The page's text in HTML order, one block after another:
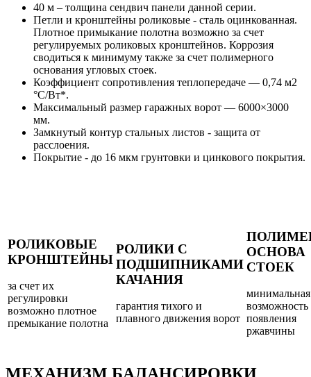
40 м – толщина сендвич панели данной серии.
Петли и кронштейны роликовые - сталь оцинкованная.
Плотное примыкание полотна возможно за счет
регулируемых роликовых кронштейнов. Коррозия
сводиться к минимуму также за счет полимерного
основания угловых стоек.
Коэффициент сопротивления теплопередаче — 0,74 м2
°C/Bт*.
Максимальный размер гаражных ворот — 6000×3000
мм.
Замкнутый контур стальных листов - защита от
расслоения.
Покрытие - до 16 мкм грунтовки и цинкового покрытия.
РОЛИКОВЫЕ
КРОНШТЕЙНЫ
за счет их
регулировки
возможно плотное
премыкание полотна
РОЛИКИ С
ПОДШИПНИКАМИ
КАЧАНИЯ
гарантия тихого и
плавного движения ворот
ОСНОВА
СТОЕК
минимальная
возможность
появления
ржавчины
МЕХАНИЗМ БАЛАНСИРОВКИ